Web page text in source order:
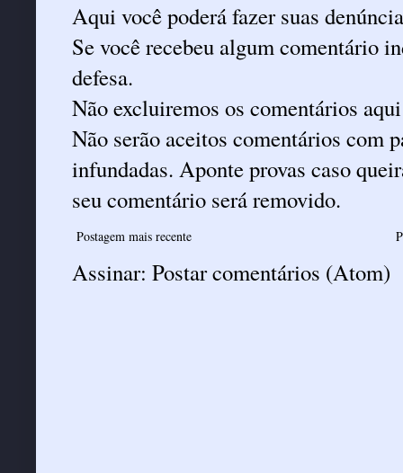
Aqui você poderá fazer suas
Se você recebeu algum comentário
defesa.
Não excluiremos os comentários
Não serão aceitos comentários com
infundadas. Aponte provas caso
seu comentário será removido.
Postagem mais recente
Assinar: Postar comentários (Atom)